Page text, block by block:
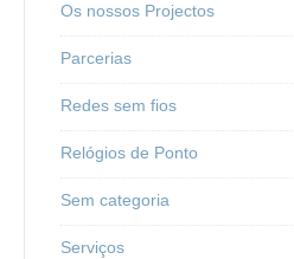
Os nossos Projectos
Parcerias
Redes sem fios
Relógios de Ponto
Sem categoria
Serviços